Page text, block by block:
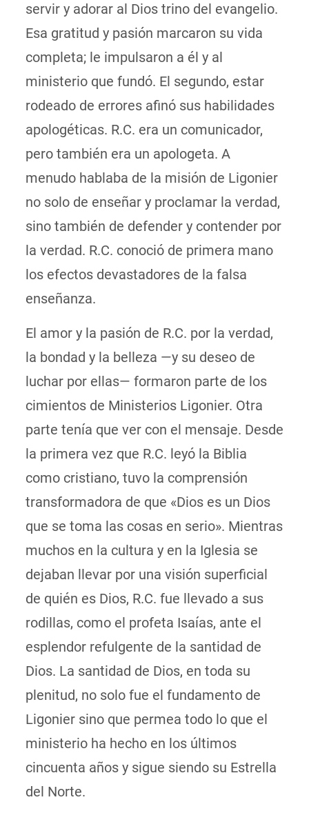
servir y adorar al Dios trino del evangelio.
Esa gratitud y pasión marcaron su vida
completa; le impulsaron a él y al
ministerio que fundó. El segundo, estar
rodeado de errores afinó sus habilidades
apologéticas. R.C. era un comunicador,
pero también era un apologeta. A
menudo hablaba de la misión de Ligonier
no solo de enseñar y proclamar la verdad,
sino también de defender y contender por
la verdad. R.C. conoció de primera mano
los efectos devastadores de la falsa
enseñanza.
El amor y la pasión de R.C. por la verdad,
la bondad y la belleza —y su deseo de
luchar por ellas— formaron parte de los
cimientos de Ministerios Ligonier. Otra
parte tenía que ver con el mensaje. Desde
la primera vez que R.C. leyó la Biblia
como cristiano, tuvo la comprensión
transformadora de que «Dios es un Dios
que se toma las cosas en serio». Mientras
muchos en la cultura y en la Iglesia se
dejaban llevar por una visión superficial
de quién es Dios, R.C. fue llevado a sus
rodillas, como el profeta Isaías, ante el
esplendor refulgente de la santidad de
Dios. La santidad de Dios, en toda su
plenitud, no solo fue el fundamento de
Ligonier sino que permea todo lo que el
ministerio ha hecho en los últimos
cincuenta años y sigue siendo su Estrella
del Norte.